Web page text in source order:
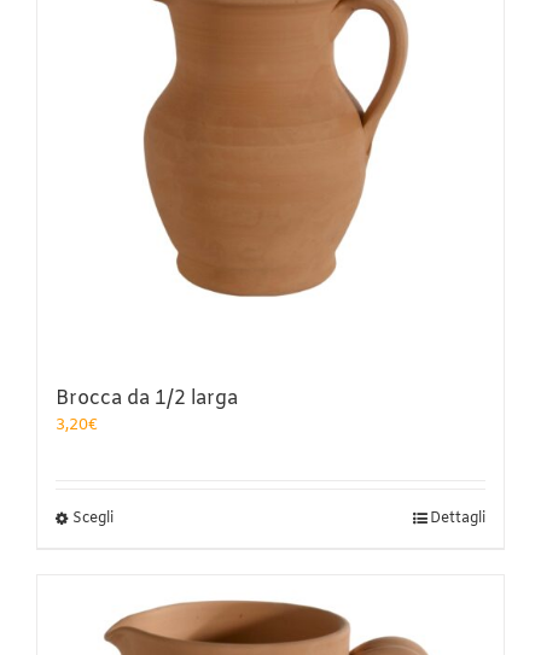
Brocca da 1/2 larga
3,20€
ScegliQuesto
varianti.
Le
Dettagli